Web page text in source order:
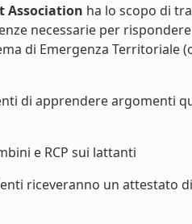
Association ha lo scopo di
necessarie per
di Emergenza Territoriale
di apprendere argomenti
e RCP sui lattanti
riceveranno un attestato